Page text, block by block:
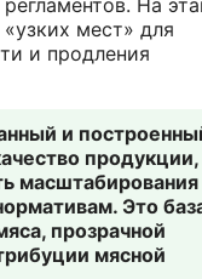
мест» для
и продления
и
продукции,
масштабирования
Это
прозрачной
мясной